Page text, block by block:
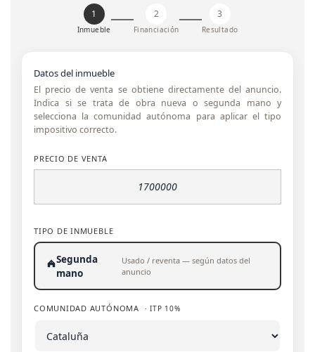
1
Inmueble
2
Financiación
3
Resultado
Datos del inmueble
El precio de venta se obtiene directamente del anuncio.
Indica si se trata de obra nueva o segunda mano y
selecciona la comunidad autónoma para aplicar el tipo
impositivo correcto.
PRECIO DE VENTA
TIPO DE INMUEBLE
Segunda
mano
Usado / reventa — según datos del
anuncio
COMUNIDAD AUTÓNOMA · ITP 10%